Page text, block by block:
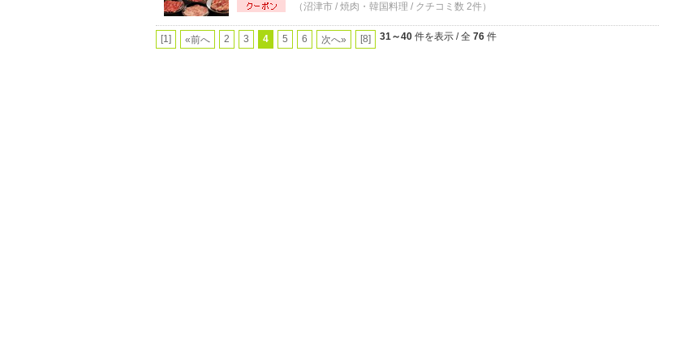
（沼津市 / 焼肉・韓国料理 / クチコミ数 2件）
[1] «前へ 2 3 4 5 6 次へ» [8] 31～40 件を表示 / 全 76 件